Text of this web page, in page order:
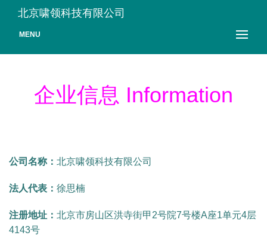
北京啸领科技有限公司
MENU
企业信息 Information
公司名称： 北京啸领科技有限公司
法人代表： 徐思楠
注册地址： 北京市房山区洪寺街甲2号院7号楼A座1单元4层
4143号